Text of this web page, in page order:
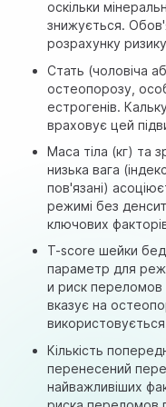
оскільки
знижується.
розрахунку
Стать (чоловіча
остеопорозу,
естрогенів.
враховує цей
Маса тіла (кг) та
низька вага
пов'язані)
режимі без
ключових
T-score шейки
параметр для
и риск
вказує на
Кількість
перенесений
найважливіших